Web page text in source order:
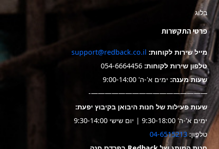
בלוג
פרטי התקשרות
מייל שירות לקוחות: support@redback.co.il
טלפון שירות לקוחות: 054-6664456
שעות מענה: ימים א'-ה' 9:00-14:00
—————————————————-
שעות פעילות של חנות היבואן בקיבוץ יפעת:
ימים א'-ה' 9:30-18:00 | יום שישי 9:30-14:00
טלפון: 04-6515213